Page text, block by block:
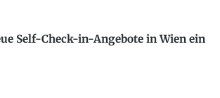
Self-Check-in-Angebote in Wien ein